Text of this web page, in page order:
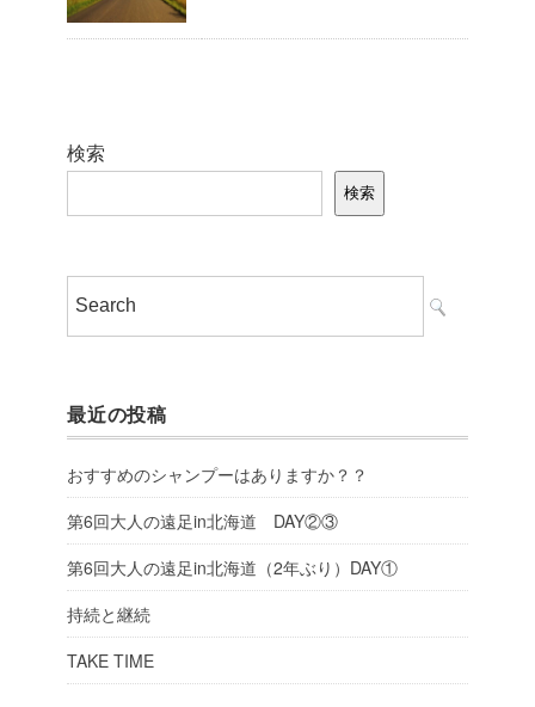
検索
検索
最近の投稿
おすすめのシャンプーはありますか？？
第6回大人の遠足in北海道 DAY②③
第6回大人の遠足in北海道（2年ぶり）DAY①
持続と継続
TAKE TIME